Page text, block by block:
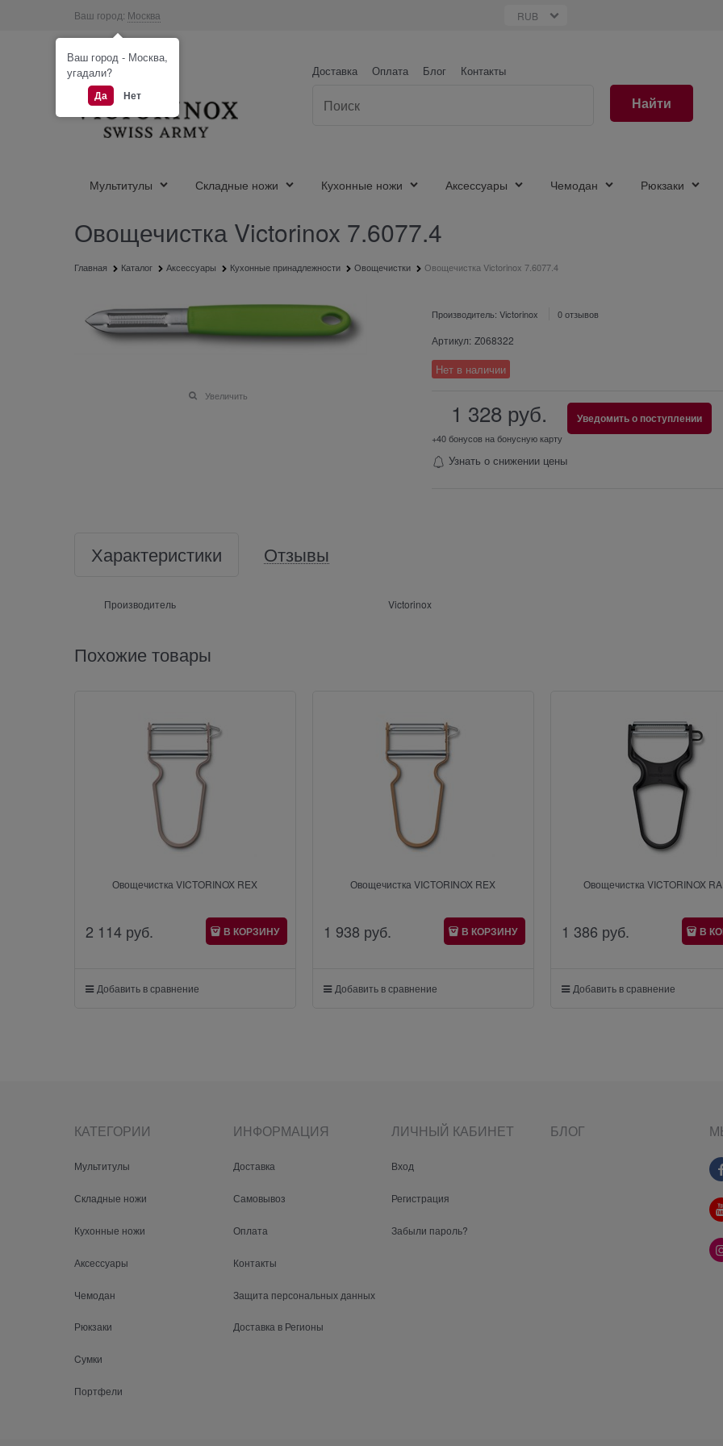
Ваш город: Москва
Доставка Оплата Блог Контакты
Найти
Мультитулы Складные ножи Кухонные ножи Аксессуары Чемодан Рюкзаки
Овощечистка Victorinox 7.6077.4
Главная Каталог Аксессуары Кухонные принадлежности Овощечистки Овощечистка Victorinox 7.6077.4
Увеличить
Производитель: Victorinox 0 отзывов
Артикул: Z068322
Нет в наличии
1 328 руб.
+40 бонусов на бонусную карту
Узнать о снижении цены
Уведомить о поступлении
Характеристики Отзывы
Производитель Victorinox
Похожие товары
Овощечистка VICTORINOX REX
2 114 руб. В КОРЗИНУ
Добавить в сравнение
Овощечистка VICTORINOX REX
1 938 руб. В КОРЗИНУ
Добавить в сравнение
Овощечистка VICTORINOX
1 386 руб. В
Добавить в сравнение
КАТЕГОРИИ
Мультитулы
Складные ножи
Кухонные ножи
Аксессуары
Чемодан
Рюкзаки
Cумки
Портфели
ИНФОРМАЦИЯ
Доставка
Самовывоз
Оплата
Контакты
Защита персональных данных
Доставка в Регионы
ЛИЧНЫЙ КАБИНЕТ
Вход
Регистрация
Забыли пароль?
БЛОГ
Ваш город - Москва,
угадали?
Да Нет